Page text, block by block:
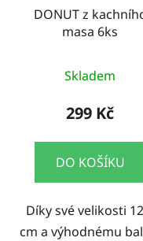
DONUT z
masa 6ks
Skladem
299 Kč
DO KOŠÍKU
Díky své velikosti
cm a výhodnému